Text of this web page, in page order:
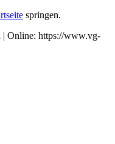
springen.
| Online: https://www.vg-